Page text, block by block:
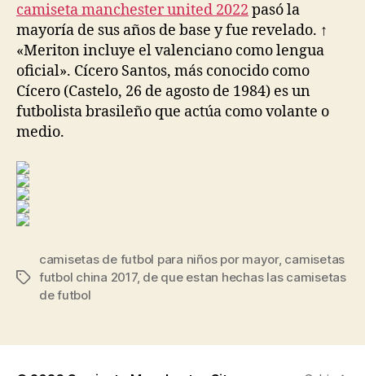
camiseta manchester united 2022 pasó la
mayoría de sus años de base y fue revelado. ↑
«Meriton incluye el valenciano como lengua
oficial». Cícero Santos, más conocido como
Cícero (Castelo, 26 de agosto de 1984) es un
futbolista brasileño que actúa como volante o
medio.
Etiquetas
camisetas de futbol para niños por mayor, camisetas
futbol china 2017, de que estan hechas las camisetas
de futbol